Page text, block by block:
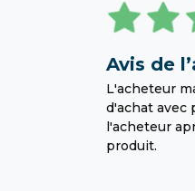
Avis de
L'acheteur
d'achat avec
l'acheteur
produit.